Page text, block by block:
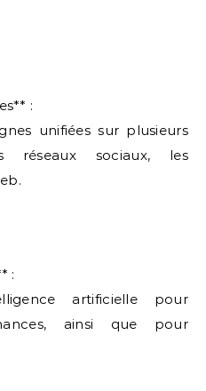
:
unifiées sur plusieurs
réseaux sociaux, les
:
artificielle pour
ainsi que pour